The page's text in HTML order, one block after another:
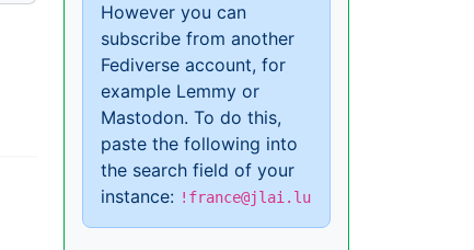
However you can
subscribe from another
Fediverse account, for
example Lemmy or
Mastodon. To do this,
paste the following into
the search field of your
instance: !france@jlai.lu